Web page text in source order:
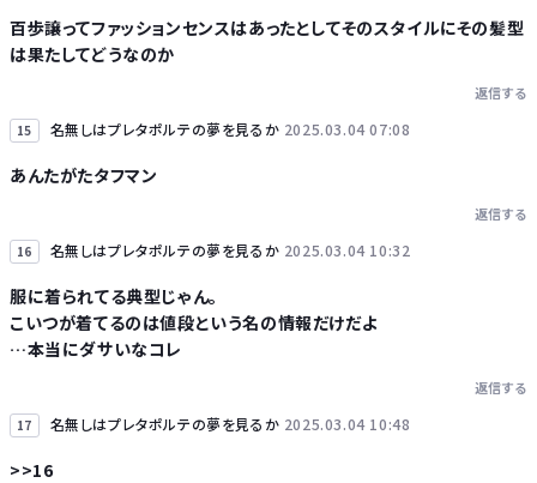
百歩譲ってファッションセンスはあったとしてそのスタイルにその髪型
は果たしてどうなのか
返信する
15 名無しはプレタポルテの夢を見るか 2025.03.04 07:08
あんたがたタフマン
返信する
16 名無しはプレタポルテの夢を見るか 2025.03.04 10:32
服に着られてる典型じゃん。
こいつが着てるのは値段という名の情報だけだよ
…本当にダサいなコレ
返信する
17 名無しはプレタポルテの夢を見るか 2025.03.04 10:48
>>16